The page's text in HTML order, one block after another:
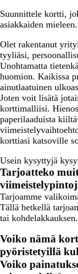
Suunnittele kortti,
asiakkaiden mieleen.
Olet rakentanut
tyyliäsi,
Unohtamatta
huomion. Kaikissa
ainutlaatuinen
Joten voit lisätä
korttimalliisi.
paperilaaduista
korttiasi katsoville
Usein kysyttyjä
Tarjoatteko
Tarjoamme
Tällä hetkellä
tai kohdelakkauksen.
Voiko nämä
pyöristetyillä
Voiko